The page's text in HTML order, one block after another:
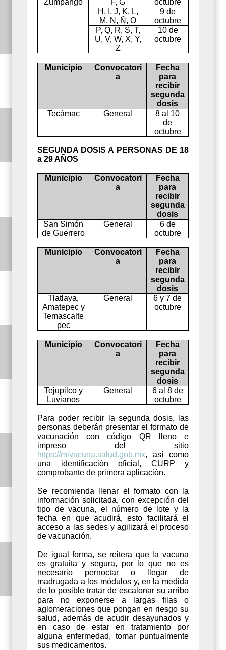
H, I, J, K, L,
M, N, Ñ, O
9 de
octubre
P, Q, R, S, T,
U, V, W, X, Y,
Z
10 de
octubre
Municipio
Convocatori
a
Fecha
para
recibir
segunda
dosis
Tecámac
General
8 al 10
de
octubre
SEGUNDA DOSIS A PERSONAS DE 18
a 29 AÑOS
Municipio
Convocatori
a
Fecha
para
recibir
segunda
dosis
San Simón
de Guerrero
General
6 de
octubre
Municipio
Convocatori
a
Fecha
para
recibir
segunda
dosis
Tlatlaya,
Amatepec y
Temascalte
pec
General
6 y 7 de
octubre
Municipio
Convocatori
a
Fecha
para
recibir
segunda
dosis
Tejupilco y
Luvianos
General
6 al 8 de
octubre
Para poder recibir la segunda dosis, las
personas deberán presentar el formato de
vacunación con código QR lleno e
impreso del sitio
https://mivacuna.salud.gob.mx, así como
una identificación oficial, CURP y
comprobante de primera aplicación.
Se recomienda llenar el formato con la
información solicitada, con excepción del
tipo de vacuna, el número de lote y la
fecha en que acudirá, esto facilitará el
acceso a las sedes y agilizará el proceso
de vacunación.
De igual forma, se reitera que la vacuna
es gratuita y segura, por lo que no es
necesario pernoctar o llegar de
madrugada a los módulos y, en la medida
de lo posible tratar de escalonar su arribo
para no exponerse a largas filas o
aglomeraciones que pongan en riesgo su
salud, además de acudir desayunados y
en caso de estar en tratamiento por
alguna enfermedad, tomar puntualmente
sus medicamentos.